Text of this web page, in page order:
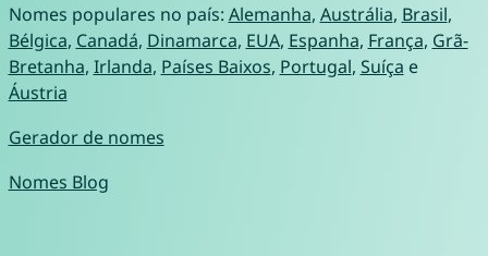
Nomes populares no país: Alemanha, Austrália, Brasil,
Bélgica, Canadá, Dinamarca, EUA, Espanha, França, Grã-
Bretanha, Irlanda, Países Baixos, Portugal, Suíça e
Áustria
Gerador de nomes
Nomes Blog